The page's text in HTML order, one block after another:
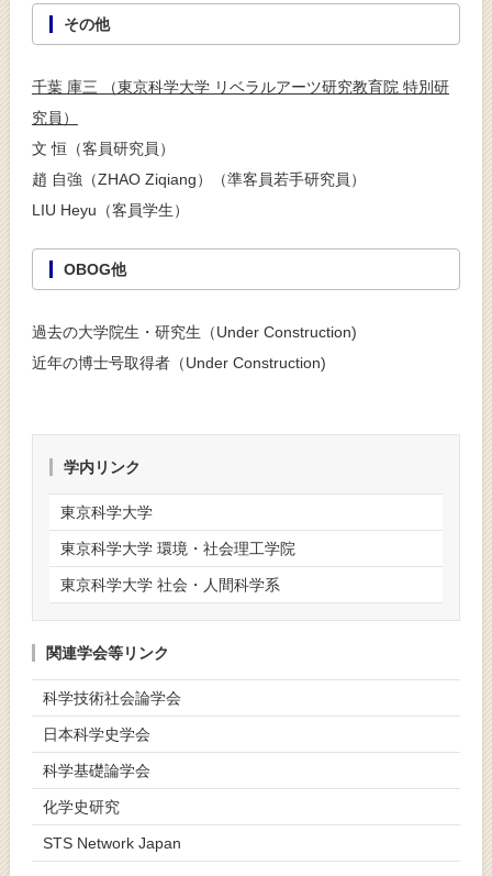
その他
千葉 庫三 （東京科学大学 リベラルアーツ研究教育院 特別研
究員）
文 恒（客員研究員）
趙 自強（ZHAO Ziqiang）（準客員若手研究員）
LIU Heyu（客員学生）
OBOG他
過去の大学院生・研究生（Under Construction)
近年の博士号取得者（Under Construction)
学内リンク
東京科学大学
東京科学大学 環境・社会理工学院
東京科学大学 社会・人間科学系
関連学会等リンク
科学技術社会論学会
日本科学史学会
科学基礎論学会
化学史研究
STS Network Japan